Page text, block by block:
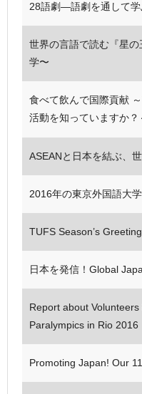
28語劇―語劇を通して学
世界の言語で読む『星
学〜
食べて飲んで国際貢献
活動を知っていますか？
ASEANと日本を結ぶ、
2016年の東京外国語大
TUFS Season’s
日本を発信！Global
Report about
Paralympics in Rio 2016
Promoting Japan! Our